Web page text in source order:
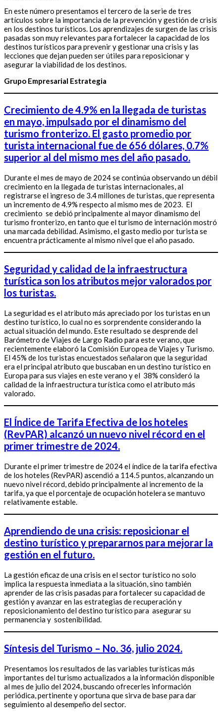
En este número presentamos el tercero de la serie de tres
artículos sobre la importancia de la prevención y gestión de crisis
en los destinos turísticos. Los aprendizajes de surgen de las crisis
pasadas son muy relevantes para fortalecer la capacidad de los
destinos turísticos para prevenir y gestionar una crisis y las
lecciones que dejan pueden ser útiles para reposicionar y
asegurar la viabilidad de los destinos.
Grupo Empresarial Estrategia
Crecimiento de 4.9% en la llegada de turistas
en mayo, impulsado por el dinamismo del
turismo fronterizo. El gasto promedio por
turista internacional fue de 656 dólares, 0.7%
superior al del mismo mes del año pasado.
Durante el mes de mayo de 2024 se continúa observando un débil
crecimiento en la llegada de turistas internacionales, al
registrarse el ingreso de 3.4 millones de turistas, que representa
un incremento de 4.9% respecto al mismo mes de 2023. El
crecimiento se debió principalmente al mayor dinamismo del
turismo fronterizo, en tanto que el turismo de internación mostró
una marcada debilidad. Asimismo, el gasto medio por turista se
encuentra prácticamente al mismo nivel que el año pasado.
Seguridad y calidad de la infraestructura
turística son los atributos mejor valorados por
los turistas.
La seguridad es el atributo más apreciado por los turistas en un
destino turístico, lo cual no es sorprendente considerando la
actual situación del mundo. Este resultado se desprende del
Barómetro de Viajes de Largo Radio para este verano, que
recientemente elaboró la Comisión Europea de Viajes y Turismo.
El 45% de los turistas encuestados señalaron que la seguridad
era el principal atributo que buscaban en un destino turístico en
Europa para sus viajes en este verano y el 38% consideró la
calidad de la infraestructura turística como el atributo más
valorado.
El Índice de Tarifa Efectiva de los hoteles
(RevPAR) alcanzó un nuevo nivel récord en el
primer trimestre de 2024.
Durante el primer trimestre de 2024 el índice de la tarifa efectiva
de los hoteles (RevPAR) ascendió a 114.5 puntos, alcanzando un
nuevo nivel récord, debido principalmente al incremento de la
tarifa, ya que el porcentaje de ocupación hotelera se mantuvo
relativamente estable.
Aprendiendo de una crisis: reposicionar el
destino turístico y prepararnos para mejorar la
gestión en el futuro.
La gestión eficaz de una crisis en el sector turístico no solo
implica la respuesta inmediata a la situación, sino también
aprender de las crisis pasadas para fortalecer su capacidad de
gestión y avanzar en las estrategias de recuperación y
reposicionamiento del destino turístico para asegurar su
permanencia y sostenibilidad.
Síntesis del Turismo – No. 36, julio 2024.
Presentamos los resultados de las variables turísticas más
importantes del turismo actualizados a la información disponible
al mes de julio del 2024, buscando ofrecerles información
periódica, pertinente y oportuna que sirva de base para dar
seguimiento al desempeño del sector.